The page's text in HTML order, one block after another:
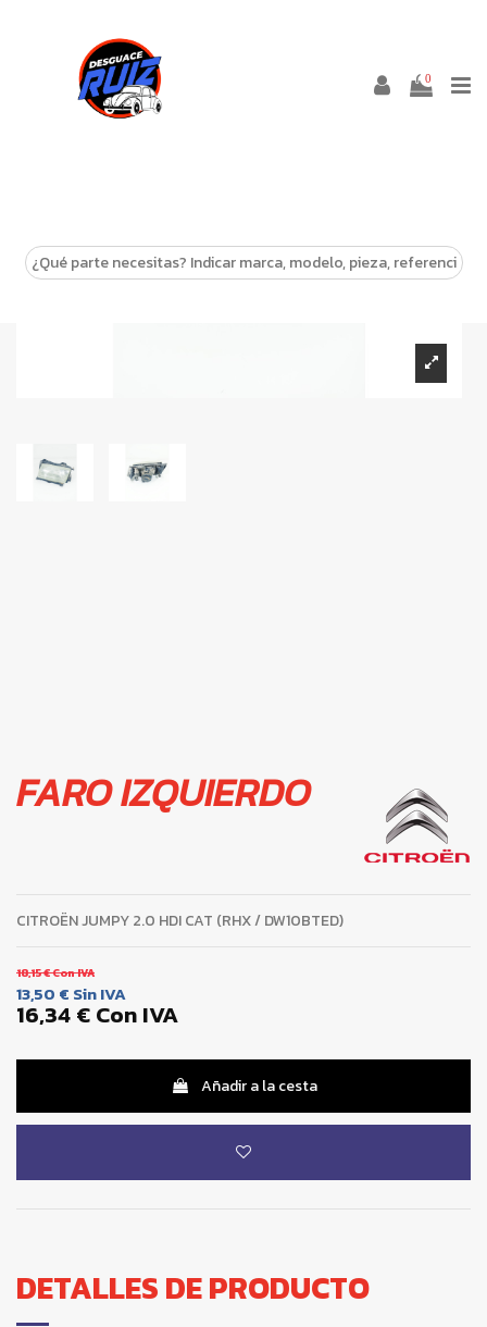
0
FARO IZQUIERDO
CITROËN JUMPY 2.0 HDI CAT (RHX / DW10BTED)
18,15 €Con IVA
13,50 € Sin IVA
16,34 €Con IVA
Añadir a la cesta
DETALLES DE PRODUCTO